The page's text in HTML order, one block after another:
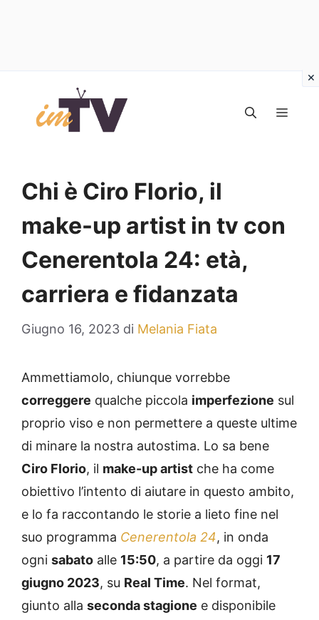
contenuto
Chi è Ciro Florio, il
make-up artist in tv con
Cenerentola 24: età,
carriera e fidanzata
Giugno 16, 2023 di Melania Fiata
Ammettiamolo, chiunque vorrebbe
correggere qualche piccola imperfezione sul
proprio viso e non permettere a queste ultime
di minare la nostra autostima. Lo sa bene
Ciro Florio, il make-up artist che ha come
obiettivo l’intento di aiutare in questo ambito,
e lo fa raccontando le storie a lieto fine nel
suo programma Cenerentola 24, in onda
ogni sabato alle 15:50, a partire da oggi 17
giugno 2023, su Real Time. Nel format,
giunto alla seconda stagione e disponibile